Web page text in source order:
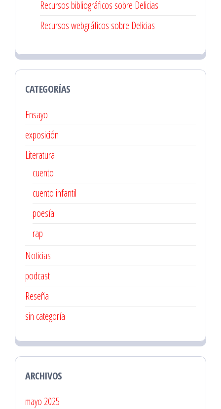
Recursos bibliográficos sobre Delicias
Recursos webgráficos sobre Delicias
CATEGORÍAS
Ensayo
exposición
Literatura
cuento
cuento infantil
poesía
rap
Noticias
podcast
Reseña
sin categoría
ARCHIVOS
mayo 2025